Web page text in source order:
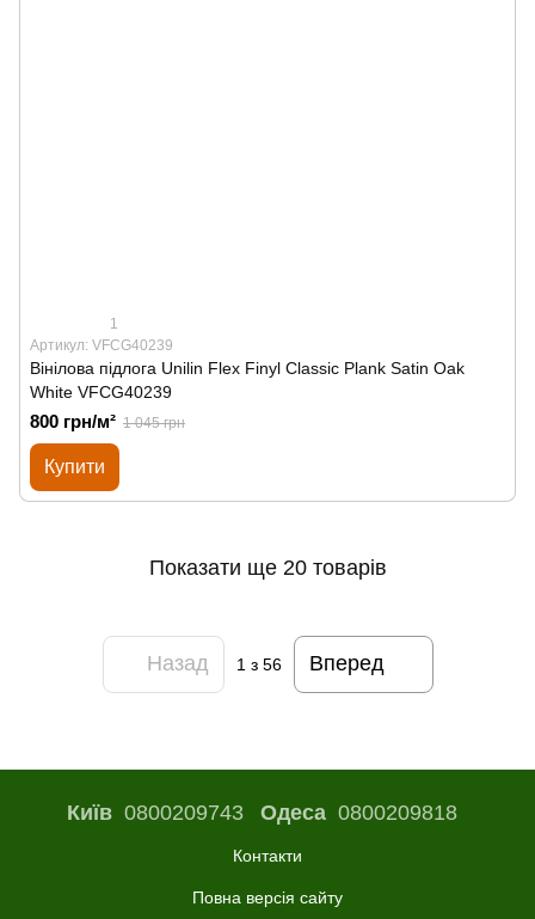
1
Артикул: VFCG40239
Вінілова підлога Unilin Flex Finyl Classic Plank Satin Oak
White VFCG40239
800 грн/м² 1 045 грн
Купити
Показати ще 20 товарів
Назад 1 з 56 Вперед
Київ0800209743 Одеса0800209818
Контакти
Повна версія сайту